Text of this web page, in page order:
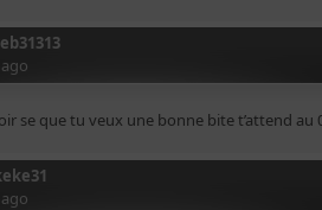
se que tu veux une bonne bite t’attend au